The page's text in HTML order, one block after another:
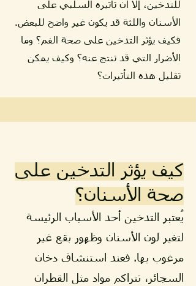
للتدخين، إلا أن تأثيره السلبي على
الأسنان واللثة قد يكون غير واضح للبعض.
فكيف يؤثر التدخين على صحة الفم؟ وما
الأضرار التي قد تنتج عنه؟ وكيف يمكن
تقليل هذه التأثيرات؟
كيف يؤثر التدخين على
صحة الأسنان؟
يُعتبر التدخين أحد الأسباب الرئيسة
لتغير لون الأسنان وظهور بقع غير
مرغوب بها. فعند استنشاق دخان
السجائر، تتراكم مواد مثل القطران